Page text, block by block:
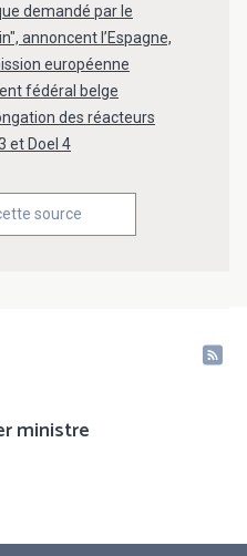
demandé par le
annoncent l’Espagne,
européenne
fédéral belge
des réacteurs
et Doel 4
source
ministre